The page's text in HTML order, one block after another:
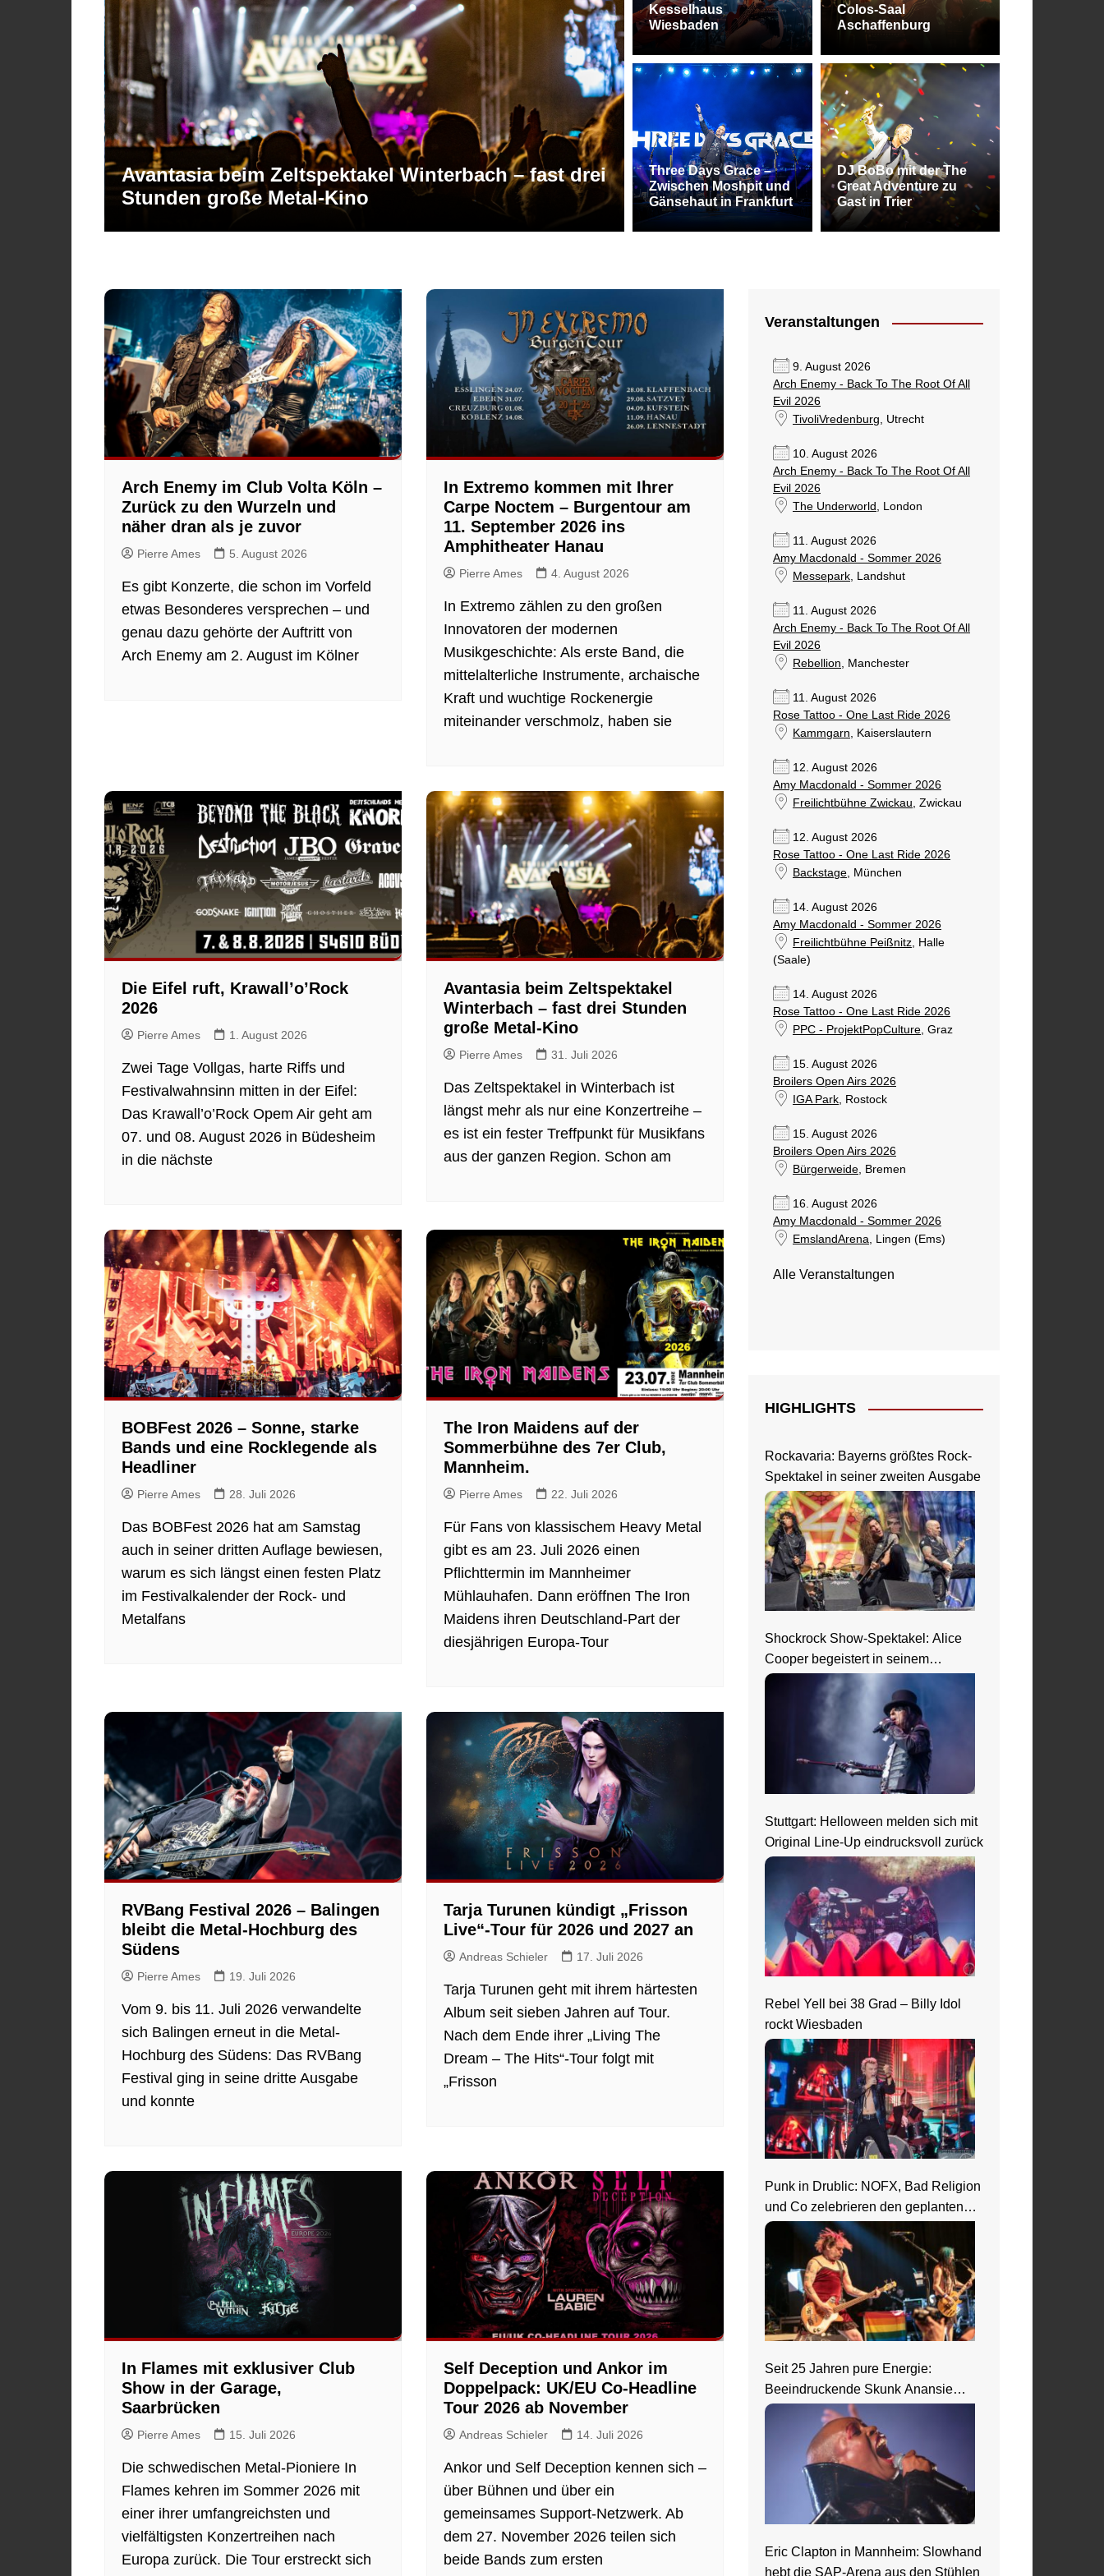
BOBFest 2026 – Sonne, starke Bands und eine
Rocklegende als Headliner
RVBang Festival 2026 – Balingen bleibt die
Hochburg des Südens
Kesselhaus
Wiesbaden
Colos-Saal
Aschaffenburg
Three Days Grace –
Zwischen Moshpit und
Gänsehaut in Frankfurt
DJ BoBo mit der The
Great Adventure zu
Gast in Trier
Arch Enemy im Club Volta Köln –
Zurück zu den Wurzeln und
näher dran als je zuvor
Pierre Ames 5. August 2026
Es gibt Konzerte, die schon im Vorfeld
etwas Besonderes versprechen – und
genau dazu gehörte der Auftritt von
Arch Enemy am 2. August im Kölner
In Extremo kommen mit Ihrer
Carpe Noctem – Burgentour am
11. September 2026 ins
Amphitheater Hanau
Pierre Ames 4. August 2026
In Extremo zählen zu den großen
Innovatoren der modernen
Musikgeschichte: Als erste Band, die
mittelalterliche Instrumente, archaische
Kraft und wuchtige Rockenergie
miteinander verschmolz, haben sie
Die Eifel ruft, Krawall’o’Rock
2026
Pierre Ames 1. August 2026
Zwei Tage Vollgas, harte Riffs und
Festivalwahnsinn mitten in der Eifel:
Das Krawall’o’Rock Opem Air geht am
07. und 08. August 2026 in Büdesheim
in die nächste
Avantasia beim Zeltspektakel
Winterbach – fast drei Stunden
große Metal-Kino
Pierre Ames 31. Juli 2026
Das Zeltspektakel in Winterbach ist
längst mehr als nur eine Konzertreihe –
es ist ein fester Treffpunkt für Musikfans
aus der ganzen Region. Schon am
BOBFest 2026 – Sonne, starke
Bands und eine Rocklegende als
Headliner
Pierre Ames 28. Juli 2026
Das BOBFest 2026 hat am Samstag
auch in seiner dritten Auflage bewiesen,
warum es sich längst einen festen Platz
im Festivalkalender der Rock- und
Metalfans
The Iron Maidens auf der
Sommerbühne des 7er Club,
Mannheim.
Pierre Ames 22. Juli 2026
Für Fans von klassischem Heavy Metal
gibt es am 23. Juli 2026 einen
Pflichttermin im Mannheimer
Mühlauhafen. Dann eröffnen The Iron
Maidens ihren Deutschland-Part der
diesjährigen Europa-Tour
RVBang Festival 2026 – Balingen
bleibt die Metal-Hochburg des
Südens
Pierre Ames 19. Juli 2026
Vom 9. bis 11. Juli 2026 verwandelte
sich Balingen erneut in die Metal-
Hochburg des Südens: Das RVBang
Festival ging in seine dritte Ausgabe
und konnte
Tarja Turunen kündigt „Frisson
Live“-Tour für 2026 und 2027 an
Andreas Schieler 17. Juli 2026
Tarja Turunen geht mit ihrem härtesten
Album seit sieben Jahren auf Tour.
Nach dem Ende ihrer „Living The
Dream – The Hits“-Tour folgt mit
„Frisson
In Flames mit exklusiver Club
Show in der Garage,
Saarbrücken
Pierre Ames 15. Juli 2026
Die schwedischen Metal-Pioniere In
Flames kehren im Sommer 2026 mit
einer ihrer umfangreichsten und
vielfältigsten Konzertreihen nach
Europa zurück. Die Tour erstreckt sich
Self Deception und Ankor im
Doppelpack: UK/EU Co-Headline
Tour 2026 ab November
Andreas Schieler 14. Juli 2026
Ankor und Self Deception kennen sich –
über Bühnen und über ein
gemeinsames Support-Netzwerk. Ab
dem 27. November 2026 teilen sich
beide Bands zum ersten
Veranstaltungen
9. August 2026
Arch Enemy - Back To The Root Of All
Evil 2026
TivoliVredenburg, Utrecht
10. August 2026
Arch Enemy - Back To The Root Of All
Evil 2026
The Underworld , London
11. August 2026
Amy Macdonald - Sommer 2026
Messepark, Landshut
11. August 2026
Arch Enemy - Back To The Root Of All
Evil 2026
Rebellion, Manchester
11. August 2026
Rose Tattoo - One Last Ride 2026
Kammgarn, Kaiserslautern
12. August 2026
Amy Macdonald - Sommer 2026
Freilichtbühne Zwickau, Zwickau
12. August 2026
Rose Tattoo - One Last Ride 2026
Backstage, München
14. August 2026
Amy Macdonald - Sommer 2026
Freilichtbühne Peißnitz, Halle
(Saale)
14. August 2026
Rose Tattoo - One Last Ride 2026
PPC - ProjektPopCulture, Graz
15. August 2026
Broilers Open Airs 2026
IGA Park, Rostock
15. August 2026
Broilers Open Airs 2026
Bürgerweide, Bremen
16. August 2026
Amy Macdonald - Sommer 2026
EmslandArena, Lingen (Ems)
Alle Veranstaltungen
HIGHLIGHTS
Rockavaria: Bayerns größtes Rock-
Spektakel in seiner zweiten Ausgabe
Shockrock Show-Spektakel: Alice
Cooper begeistert in seinem
Nightmare Castle
Stuttgart: Helloween melden sich mit
Original Line-Up eindrucksvoll zurück
Rebel Yell bei 38 Grad – Billy Idol
rockt Wiesbaden
Punk in Drublic: NOFX, Bad Religion
und Co zelebrieren den geplanten
Ausnahmezustand
Seit 25 Jahren pure Energie:
Beeindruckende Skunk Anansie
Show in Wiesbaden
Eric Clapton in Mannheim: Slowhand
hebt die SAP-Arena aus den Stühlen